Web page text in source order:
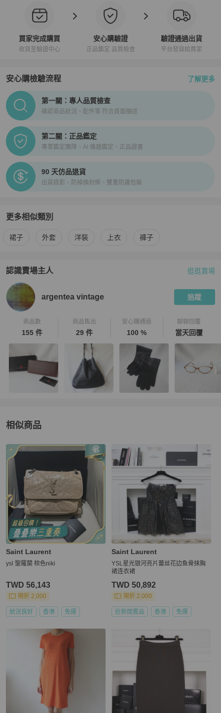
買家完成購買
收貨至驗證中心
安心購驗證
正品鑑定 品質檢查
驗證通過出貨
平台發貨給買家
安心購檢驗流程 了解更多
PopChill拍拍圈正品驗證、安心購檢驗流程介紹
第一關：專人品質檢查
確認商品狀況、配件等 符合頁面描述
第二關：正品鑑定
專業鑑定團隊、AI 儀器鑑定、正品證書
90 天仿品退貨
出貨錄影、防掉換封條、雙重防護包裝
更多相似類別
更多Saint Laurent 女裝相似商品推薦
裙子 外套 洋裝 上衣 褲子
認識賣場主人
PopChill 拍拍圈嚴選賣家
逛逛賣場
argentea vintage 追蹤
商品數
155 件
商品售出
29 件
安心購通過
100 %
聊聊回覆
當天回覆
相似商品
更多相似Saint Laurent女裝推薦精品
Saint Laurent
ysl 聖羅蘭 棕色niki
TWD 56,143
現折 2,000
狀況良好 香港 免運
Saint Laurent
YSL星光银河亮片蕾丝花边鱼骨抹胸
裙连衣裙
TWD 50,892
現折 2,000
近新閒置品 香港 免運